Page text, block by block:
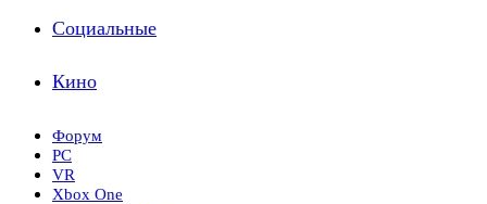
Социальные
Кино
Форум
PC
VR
Xbox One